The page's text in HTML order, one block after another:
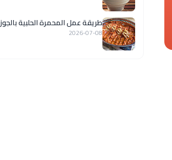
طريقة عمل المحمرة الحلبية بالجوز
2026-07-08